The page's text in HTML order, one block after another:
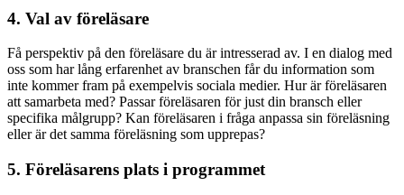
4. Val av föreläsare
Få perspektiv på den föreläsare du är intresserad av. I en dialog med
oss som har lång erfarenhet av branschen får du information som
inte kommer fram på exempelvis sociala medier. Hur är föreläsaren
att samarbeta med? Passar föreläsaren för just din bransch eller
specifika målgrupp? Kan föreläsaren i fråga anpassa sin föreläsning
eller är det samma föreläsning som upprepas?
5. Föreläsarens plats i programmet